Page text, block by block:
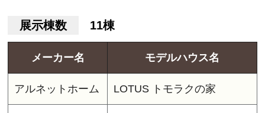
展示棟数 11棟
メーカー名 モデルハウス名
アルネットホーム LOTUS トモラクの家